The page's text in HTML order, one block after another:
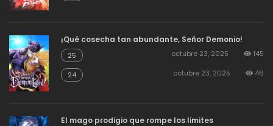
¡Qué cosecha tan abundante, Señor Demonio!
25 octubre 23, 2025 145
24 octubre 23, 2025 46
El mago prodigio que rompe los limites